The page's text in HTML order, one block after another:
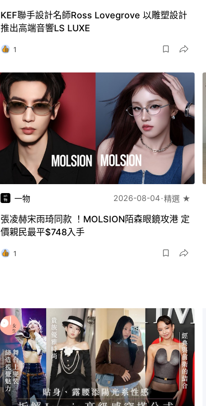
KEF聯手設計名師Ross Lovegrove 以雕塑設計
推出高端音響LS LUXE
1
一物 2026-08-04 精選 ★
張凌赫宋雨琦同款 ！MOLSION陌森眼鏡攻港 定
價親民最平$748入手
1